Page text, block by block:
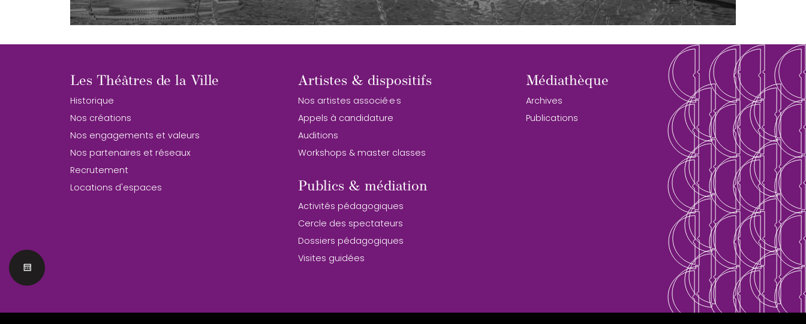
Les Théâtres de la Ville
Historique
Nos créations
Nos engagements et valeurs
Nos partenaires et réseaux
Recrutement
Locations d'espaces
Artistes & dispositifs
Nos artistes associé·e·s
Appels à candidature
Auditions
Workshops & master classes
Publics & médiation
Activités pédagogiques
Cercle des spectateurs
Dossiers pédagogiques
Visites guidées
Médiathèque
Archives
Publications